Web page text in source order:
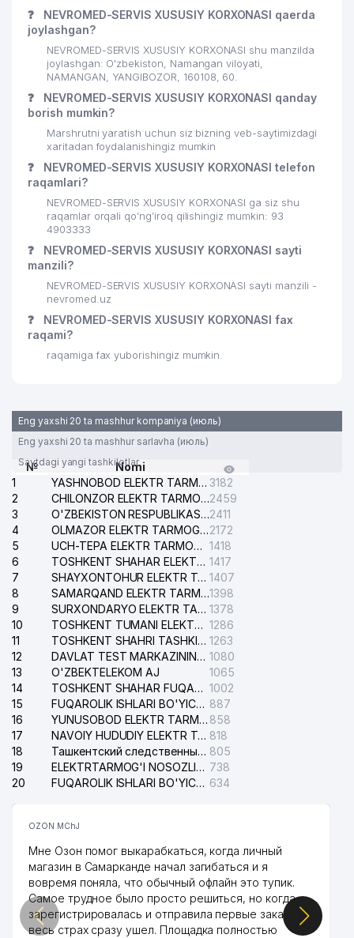
❓
NEVROMED-SERVIS XUSUSIY KORXONASI qaerda
joylashgan?
NEVROMED-SERVIS XUSUSIY KORXONASI shu manzilda
joylashgan: O'zbekiston, Namangan viloyati,
NAMANGAN, YANGIBOZOR, 160108, 60.
❓
NEVROMED-SERVIS XUSUSIY KORXONASI qanday
borish mumkin?
Marshrutni yaratish uchun siz bizning veb-saytimizdagi
xaritadan foydalanishingiz mumkin
❓
NEVROMED-SERVIS XUSUSIY KORXONASI telefon
raqamlari?
NEVROMED-SERVIS XUSUSIY KORXONASI ga siz shu
raqamlar orqali qo’ng’iroq qilishingiz mumkin: 93
4903333
❓
NEVROMED-SERVIS XUSUSIY KORXONASI sayti
manzili?
NEVROMED-SERVIS XUSUSIY KORXONASI sayti manzili -
nevromed.uz
❓
NEVROMED-SERVIS XUSUSIY KORXONASI fax
raqami?
raqamiga fax yuborishingiz mumkin.
Eng yaxshi 20 ta mashhur kompaniya (июль)
Eng yaxshi 20 ta mashhur sarlavha (июль)
Saytdagi yangi tashkilotlar
№
Nomi
1
YASHNOBOD ELEKTR TARMOG'I NOSOZLIKLARI XIZMATI 3182
2
CHILONZOR ELEKTR TARMOG'I NOSOZLIK XIZMATI2459
3
O'ZBEKISTON RESPUBLIKASI BOSH PROKURATURASI ISHONCH TELEFONI2411
4
OLMAZOR ELEKTR TARMOG'I NOSOZLIKLARI XIZMATI2172
5
UCH-TEPA ELEKTR TARMOG'I NOSOZLIKLARI XIZMATI 1418
6
TOSHKENT SHAHAR ELEKTR TARMOQLARI KORXONASI AJ 1417
7
SHAYXONTOHUR ELEKTR TARMOG'I NOSOZLIKLARINI TUZATISH XIZMATI 1407
8
SAMARQAND ELEKTR TARMOQLARI AJ1398
9
SURXONDARYO ELEKTR TARMOQLARI AJ 1378
10
TOSHKENT TUMANI ELEKTR TARMOG'I AVARIYA XIZMATI 1286
11
TOSHKENT SHAHRI TASHKILOT TELEFONLARI HAQIDA MA'LUMOT BYUROSI 1263
12
DAVLAT TEST MARKAZINING ISHONCH TELEFONLARI 1080
13
O'ZBEKTELEKOM AJ
1065
14
TOSHKENT SHAHAR FUQAROLIK ISHLARI BO'YICHA SUDI 1002
15
FUQAROLIK ISHLARI BO'YICHA YAKKASAROY TUMANLARARO SUDI 887
16
YUNUSOBOD ELEKTR TARMOG'I NOSOZLIKLARI XIZMATI 858
17
NAVOIY HUDUDIY ELEKTR TARMOQLARI KORXONASI AJ 818
18
Ташкентский следственный изолятор 805
19
ELEKTRTARMOG'I NOSOZLIKLARINI TO'ZATISH SERGELI XIZMATI 738
20
FUQAROLIK ISHLARI BO'YICHA UCH-TEPA TUMANI SUDI 634
OZON MChJ
Мне Озон помог выкарабкаться, когда личный
магазин в Самарканде начал загибаться и я
вовремя поняла, что обычный офлайн это тупик.
Самое трудное было просто решиться, но когда
зарегистрировалась и отправила первые заказы,
весь страх сразу ушел. Площадка полностью